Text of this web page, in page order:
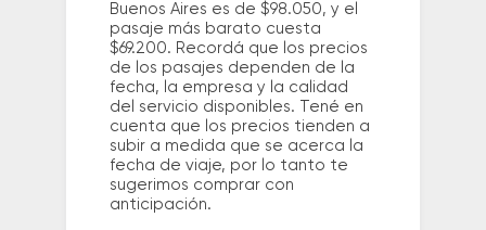
Buenos Aires es de $98.050, y el
pasaje más barato cuesta
$69.200. Recordá que los precios
de los pasajes dependen de la
fecha, la empresa y la calidad
del servicio disponibles. Tené en
cuenta que los precios tienden a
subir a medida que se acerca la
fecha de viaje, por lo tanto te
sugerimos comprar con
anticipación.